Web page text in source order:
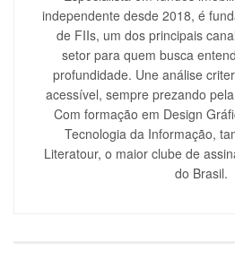
independente desde 2018, é
de FIIs, um dos principais
setor para quem busca
profundidade. Une análise
acessível, sempre prezando
Com formação em Design
Tecnologia da Informação,
Literatour, o maior clube de
do Brasil.